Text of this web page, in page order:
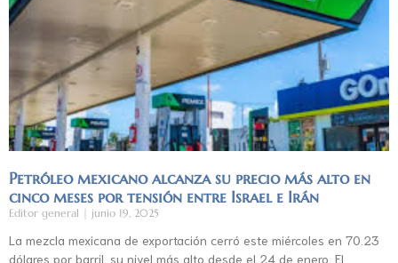
Petróleo mexicano alcanza su precio más alto en
cinco meses por tensión entre Israel e Irán
Editor general junio 19, 2025
La mezcla mexicana de exportación cerró este miércoles en 70.23
dólares por barril, su nivel más alto desde el 24 de enero. El